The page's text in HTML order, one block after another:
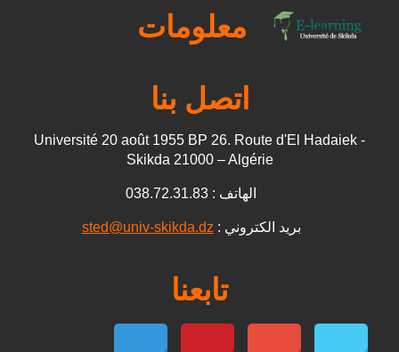
معلومات
اتصل بنا
Université 20 août 1955 BP 26. Route d'El Hadaiek -
Skikda 21000 – Algérie
الهاتف : 038.72.31.83
بريد الكتروني : sted@univ-skikda.dz
تابعنا